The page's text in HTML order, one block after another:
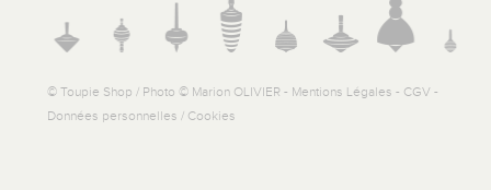
© Toupie Shop / Photo © Marion OLIVIER - Mentions Légales - CGV -
Données personnelles / Cookies